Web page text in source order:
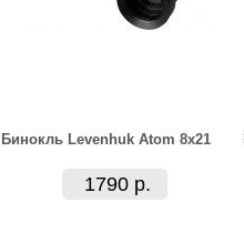
Бинокль Levenhuk Atom 8x21
1790 р.